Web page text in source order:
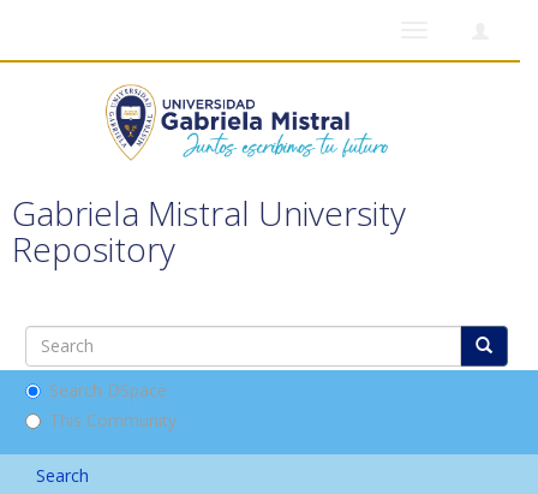
Gabriela Mistral University
Repository
Search DSpace
This Community
Search